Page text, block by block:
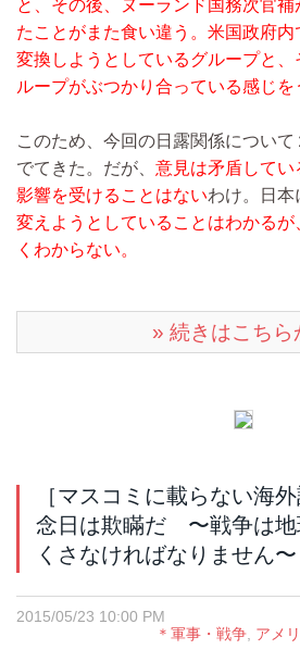
と、その後、ヌーランド国務次官
たことがまた食い違う。米国政府
変換しようとしているグループと
ループがぶつかり合っている感じを
このため、今回の日露関係につい
でてきた。だが、 意見は矛盾してい
影響を受けることはないわけ。日本
変えようとしていることはわかるが
くわからない。
» 続きはこちら
［マスコミに載らない海
念日は欺瞞だ 〜戦争は地
くさなければなりません〜
2015/05/23 10:00 PM
＊軍事・戦争 アメ